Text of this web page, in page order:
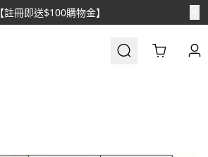
【註冊即送$100購物金】
Cart